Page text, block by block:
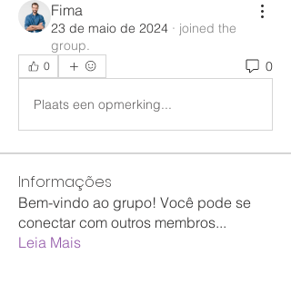
Fima
23 de maio de 2024 · joined the
group.
0 0
Plaats een opmerking...
Informações
Bem-vindo ao grupo! Você pode se
conectar com outros membros...
Leia Mais